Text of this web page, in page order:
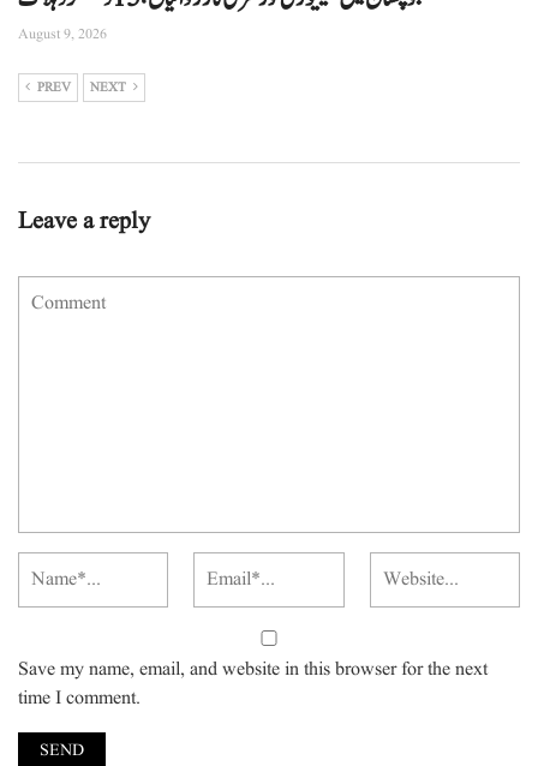
August 9, 2026
PREV NEXT
Leave a reply
Save my name, email, and website in this browser for the next
time I comment.